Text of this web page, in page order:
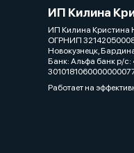
ИП Килина
ИП Килина Кристина
ОГРНИП
Новокузнецк,
Банк: Альфа банк р/с:
Работает на